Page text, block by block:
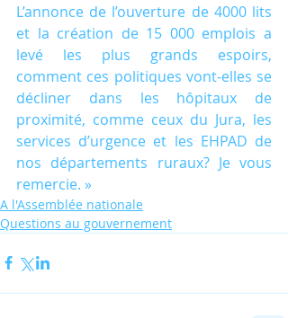
L’annonce de l’ouverture de 4000 lits
et la création de 15 000 emplois a
levé les plus grands espoirs,
comment ces politiques vont-elles se
décliner dans les hôpitaux de
proximité, comme ceux du Jura, les
services d’urgence et les EHPAD de
nos départements ruraux? Je vous
remercie. »
A l'Assemblée nationale
Questions au gouvernement